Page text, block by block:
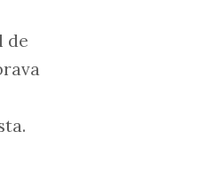
de